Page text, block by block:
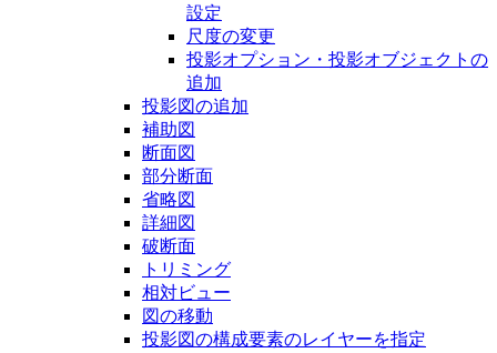
設定
尺度の変更
投影オプション・投影オブジェクトの
追加
投影図の追加
補助図
断面図
部分断面
省略図
詳細図
破断面
トリミング
相対ビュー
図の移動
投影図の構成要素のレイヤーを指定